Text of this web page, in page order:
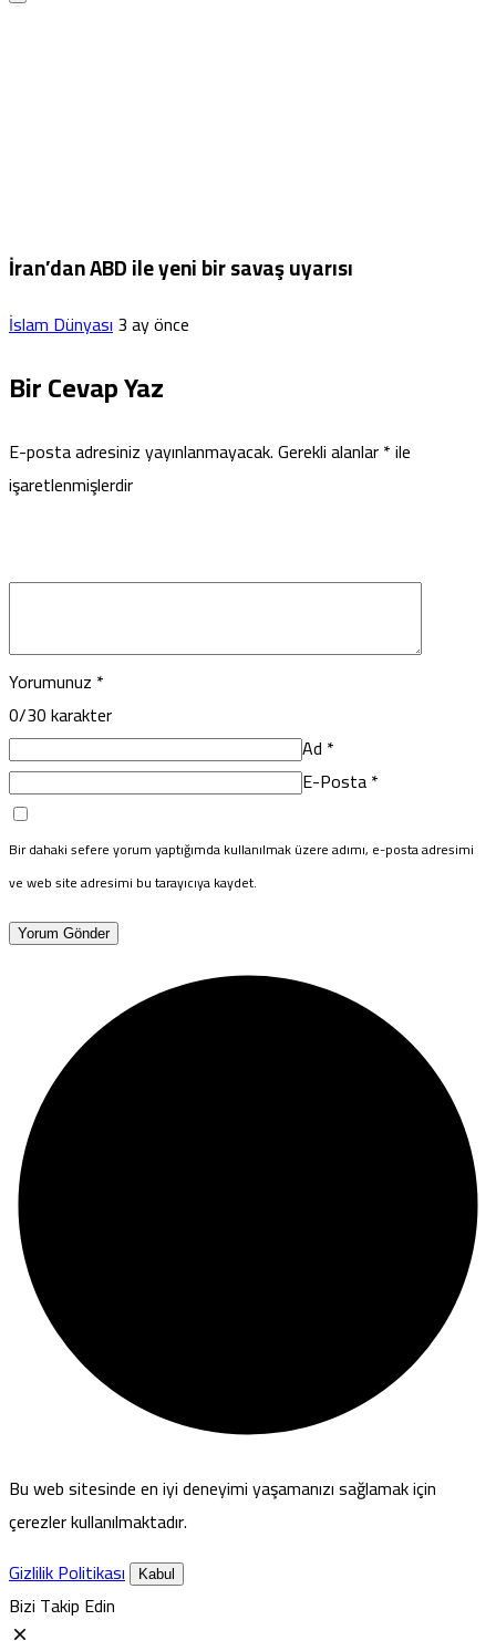
İran’dan ABD ile yeni bir savaş uyarısı
İslam Dünyası3 ay önce
Bir Cevap Yaz
E-posta adresiniz yayınlanmayacak.Gerekli alanlar*ile
işaretlenmişlerdir
Yorumunuz *
0/30 karakter
Ad *
E-Posta*
Bir dahaki sefere yorum yaptığımda kullanılmak üzere adımı, e-posta adresimi
ve web site adresimi bu tarayıcıya kaydet.
Yorum Gönder
Bu web sitesinde en iyi deneyimi yaşamanızı sağlamak için
çerezler kullanılmaktadır.
Gizlilik Politikası
Kabul
Bizi Takip Edin